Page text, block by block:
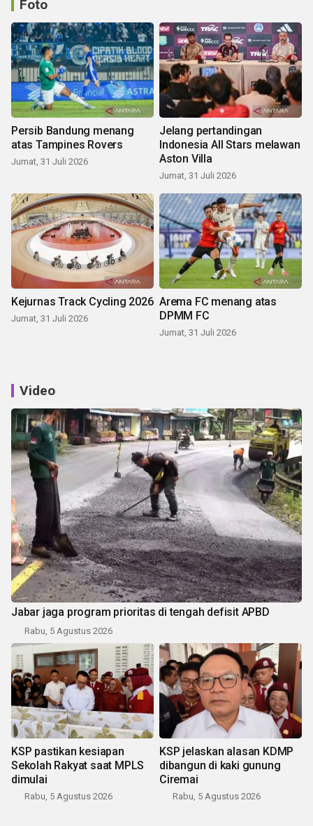
Foto
Persib Bandung menang
atas Tampines Rovers
Jumat, 31 Juli 2026
Jelang pertandingan
Indonesia All Stars melawan
Aston Villa
Jumat, 31 Juli 2026
Kejurnas Track Cycling 2026
Jumat, 31 Juli 2026
Arema FC menang atas
DPMM FC
Jumat, 31 Juli 2026
Video
Jabar jaga program prioritas di tengah defisit APBD
Rabu, 5 Agustus 2026
KSP pastikan kesiapan
Sekolah Rakyat saat MPLS
dimulai
Rabu, 5 Agustus 2026
KSP jelaskan alasan KDMP
dibangun di kaki gunung
Ciremai
Rabu, 5 Agustus 2026